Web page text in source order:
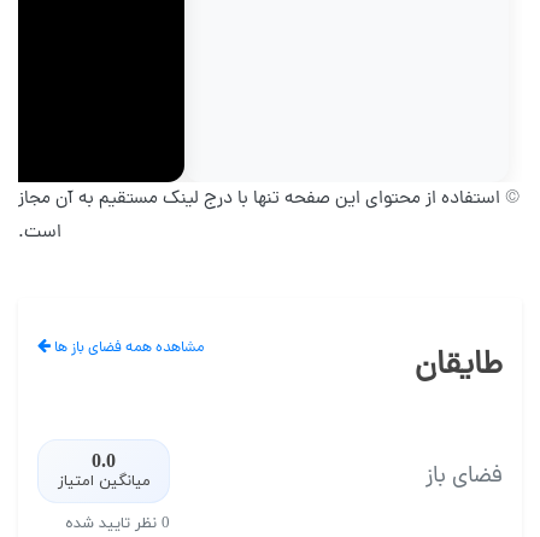
© استفاده از محتوای این صفحه تنها با درج لینک مستقیم به آن مجاز
است.
طایقان مشاهده همه فضای باز ها
فضای باز 0.0
میانگین امتیاز
0 نظر تایید شده